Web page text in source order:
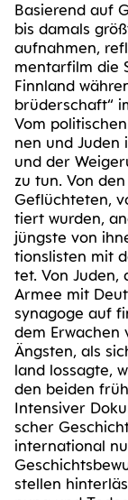
Basie­rend auf
bis damals
auf­nah­men,
men­tar­film die
Finn­land
brü­der­schaft“
Vom
nen und Juden
und der
zu tun. Von
Geflüch­te­ten,
tiert wur­den,
jüngs­te von
ti­ons­lis­ten mit
tet. Von Juden,
Armee mit
syn­ago­ge auf
dem Erwa­chen
Ängs­ten, als
land los­sag­te,
den bei­den
Inten­si­ver
scher
inter­na­tio­nal
stel­len